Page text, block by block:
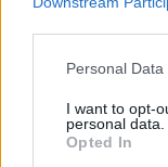
Please note that
not limited to your
grant or deny
use your data for
Personal
I want to opt-
personal data.
Opted In